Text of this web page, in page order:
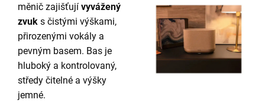
měnič zajišťují vyvážený
zvuk s čistými výškami,
přirozenými vokály a
pevným basem. Bas je
hluboký a kontrolovaný,
středy čitelné a výšky
jemné.